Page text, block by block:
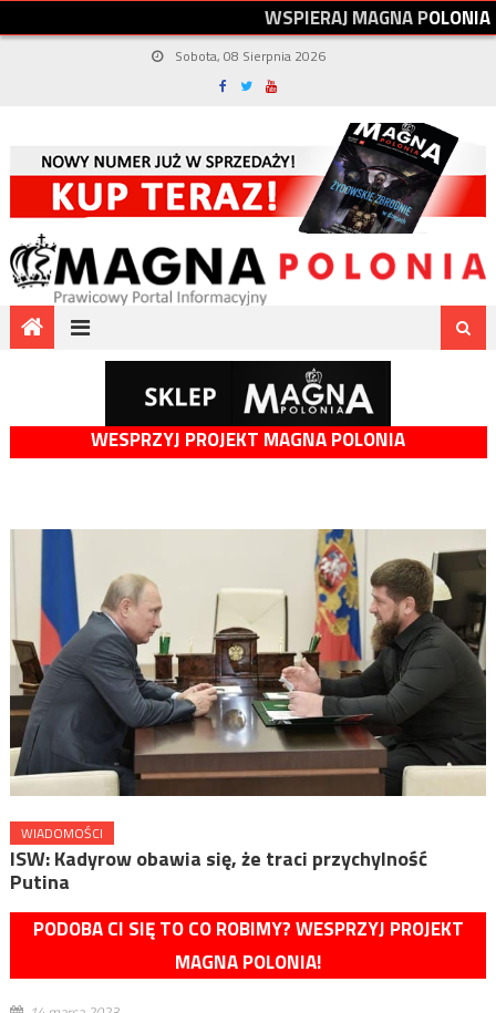
WSPIERAJMAGNAPOLONIA
Sobota, 08 Sierpnia 2026
WESPRZYJ PROJEKT MAGNA POLONIA
WIADOMOŚCI
ISW: Kadyrow obawia się, że traci przychylność
Putina
PODOBA CI SIĘ TO CO ROBIMY? WESPRZYJ PROJEKT
MAGNA POLONIA!